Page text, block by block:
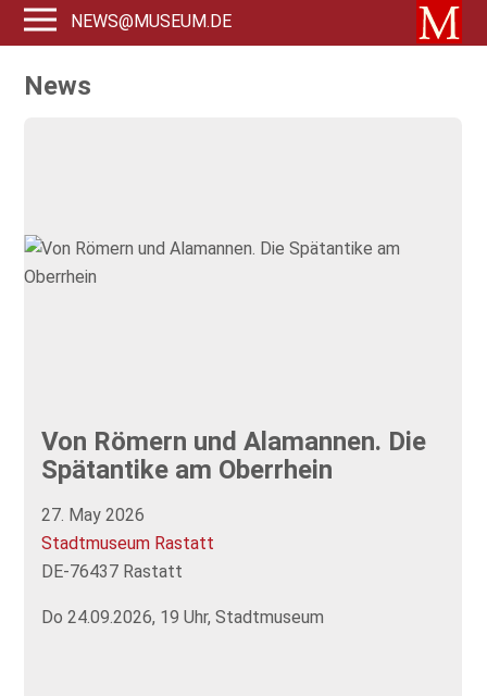
NEWS@MUSEUM.DE
News
Von Römern und Alamannen. Die
Spätantike am Oberrhein
27. May 2026
Stadtmuseum Rastatt
DE-76437 Rastatt
Do 24.09.2026, 19 Uhr, Stadtmuseum